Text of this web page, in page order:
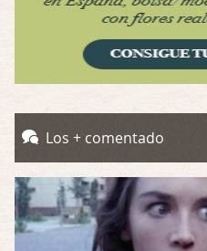
Possession
Posesión Infernal: En Llamas
Por: Skalope
Los + comentado